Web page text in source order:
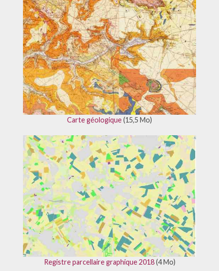
Carte géologique(15,5 Mo)
Registre parcellaire graphique 2018(4 Mo)